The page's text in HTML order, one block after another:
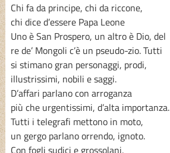
Chi fa da principe, chi da riccone,
chi dice d’essere Papa Leone
Uno è San Prospero, un altro è Dio, del
re de’ Mongoli c’è un pseudo-zio. Tutti
si stimano gran personaggi, prodi,
illustrissimi, nobili e saggi.
D’affari parlano con arroganza
più che urgentissimi, d’alta importanza.
Tutti i telegrafi mettono in moto,
un gergo parlano orrendo, ignoto.